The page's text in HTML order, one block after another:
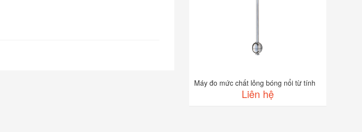
Máy đo mức chất lỏng bóng nổi từ tính
Liên hệ